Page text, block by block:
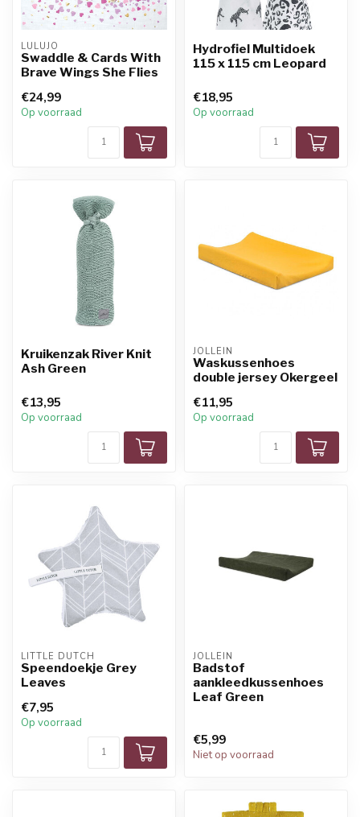
LULUJO
Swaddle & Cards With
Brave Wings She Flies
€24,99
Op voorraad
Hydrofiel Multidoek
115 x 115 cm Leopard
€18,95
Op voorraad
Kruikenzak River Knit
Ash Green
€13,95
Op voorraad
JOLLEIN
Waskussenhoes
double jersey Okergeel
€11,95
Op voorraad
LITTLE DUTCH
Speendoekje Grey
Leaves
€7,95
Op voorraad
JOLLEIN
Badstof
aankleedkussenhoes
Leaf Green
€5,99
Niet op voorraad